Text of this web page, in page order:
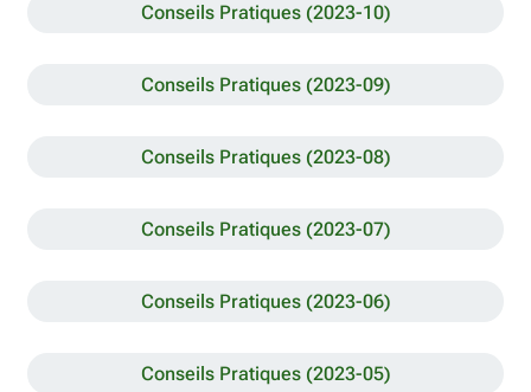
Conseils Pratiques (2023-10)
Conseils Pratiques (2023-09)
Conseils Pratiques (2023-08)
Conseils Pratiques (2023-07)
Conseils Pratiques (2023-06)
Conseils Pratiques (2023-05)